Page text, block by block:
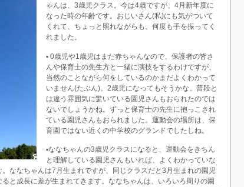
ゃんは、3歳児クラス。今は4歳ですが、4月新年度に
なった時の年齢です。おじいさん(私)にも気がついて
くれて、ちょっと照れながらも、何度も手を振ってく
れました。
▪️ 0歳児や1歳児はまだ赤ちゃんなので、保護者の皆さ
んや保育士の先生方と一緒に演技をするわけですが、
当然のことながら何をしているのかまだよくわかって
いません(たぶん)。2歳児になってもそうかな。普段と
は違う雰囲気に驚いている園児さんもおられたのでは
ないでしょうかね。ずっと保育士の先生に抱っこされ
ている園児さんもおられました。運動会の場所は、保
育園ではない近くの中学校のグランドでしたしね。
▪️ななちゃんの3歳児クラスになると、運動会をきちん
と理解している園児さんもいれば、よくわかっていな
ななちゃんは7月生まれですが、同じクラスだと3月生まれの園児
と成長に差が生まれてきます。ななちゃんは、いろいろ周りの園